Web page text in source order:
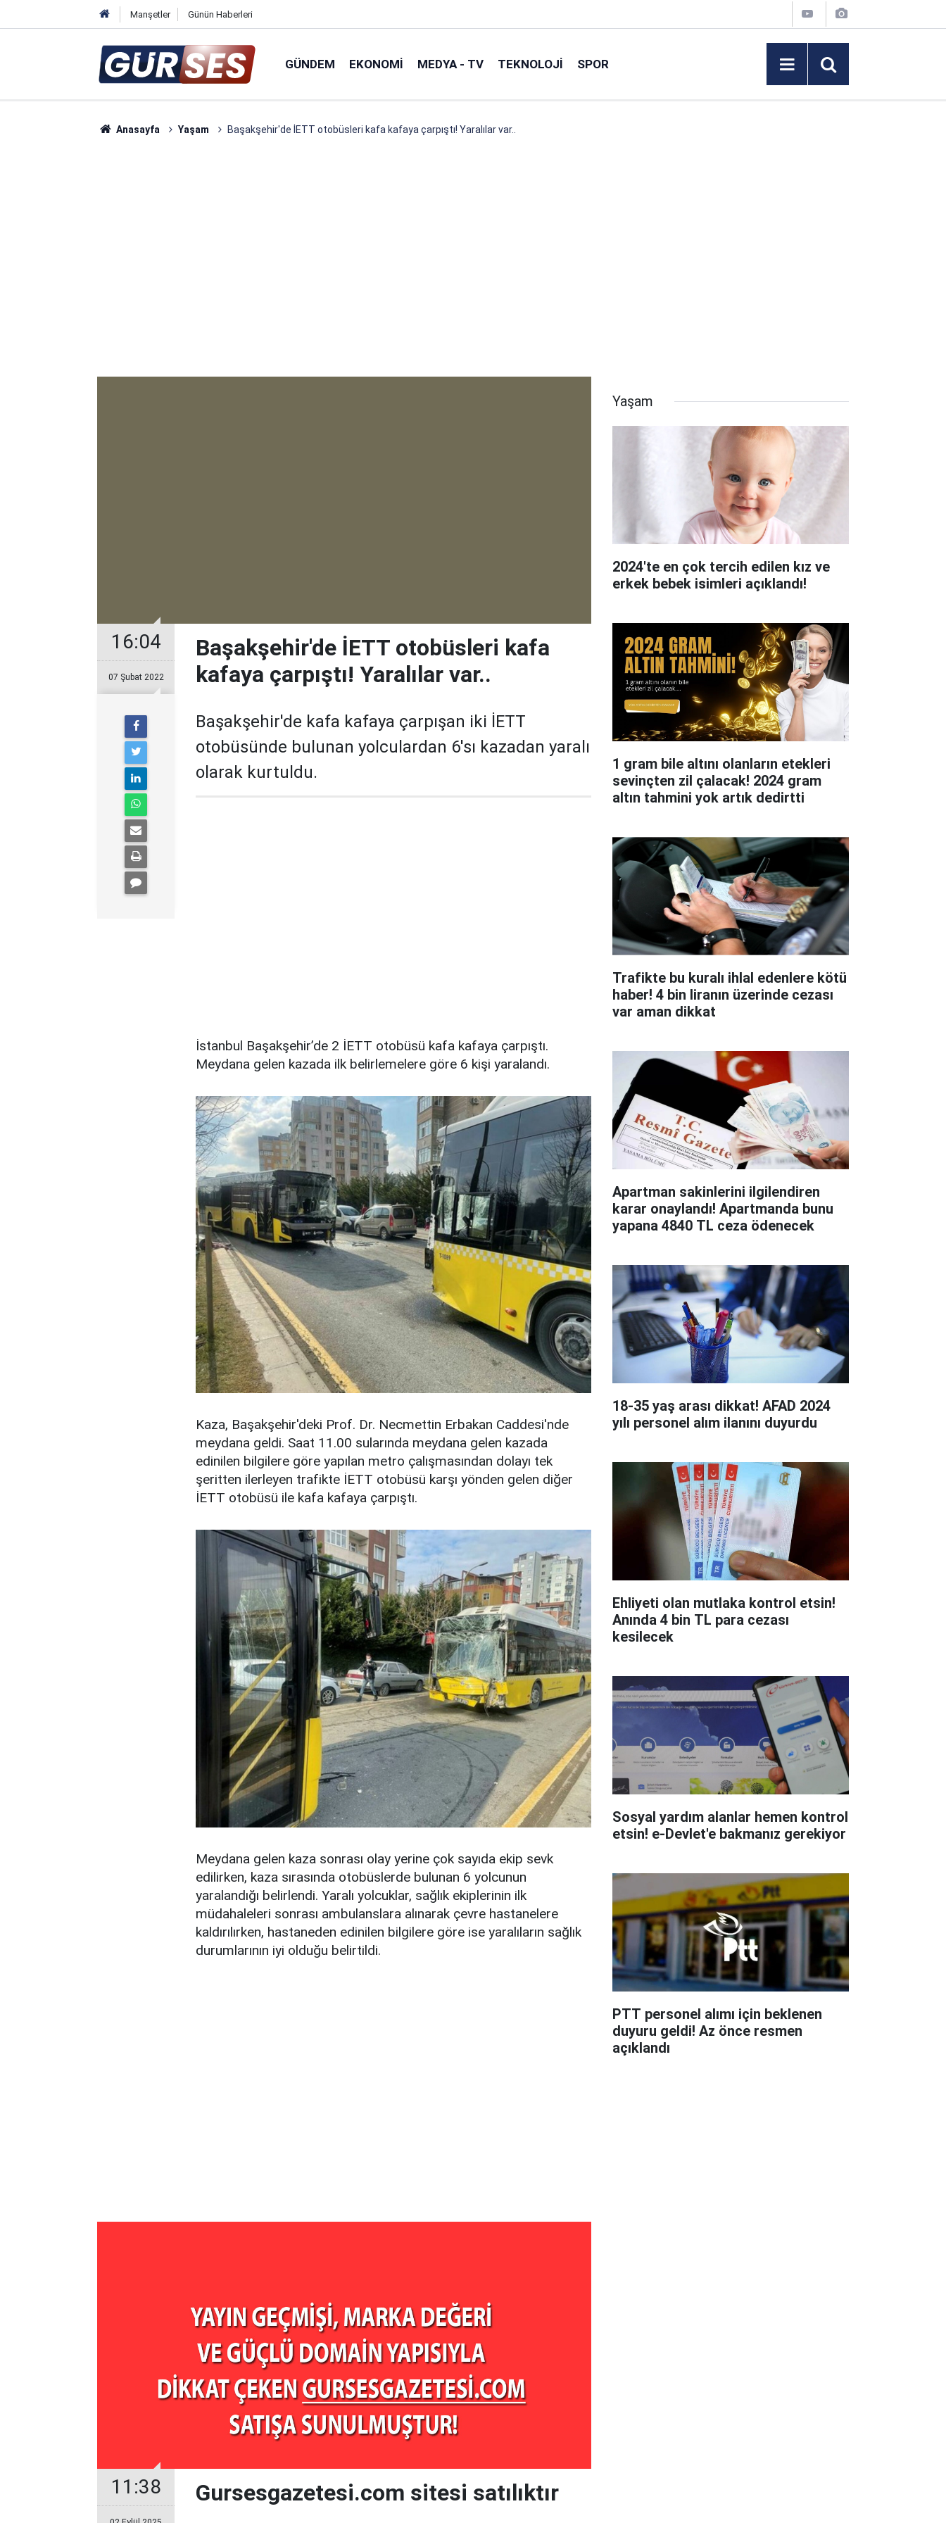
Manşetler Günün Haberleri
GÜNDEM EKONOMI MEDYA - TV TEKNOLOJI SPOR
Anasayfa Yaşam Başakşehir'de İETT otobüsleri kafa kafaya çarpıştı! Yaralılar var..
16:04
07 Şubat 2022
Başakşehir'de İETT otobüsleri kafa
kafaya çarpıştı! Yaralılar var..
Başakşehir'de kafa kafaya çarpışan iki İETT
otobüsünde bulunan yolculardan 6'sı kazadan yaralı
olarak kurtuldu.
İstanbul Başakşehir’de 2 İETT otobüsü kafa kafaya çarpıştı.
Meydana gelen kazada ilk belirlemelere göre 6 kişi yaralandı.
Kaza, Başakşehir'deki Prof. Dr. Necmettin Erbakan Caddesi'nde
meydana geldi. Saat 11.00 sularında meydana gelen kazada
edinilen bilgilere göre yapılan metro çalışmasından dolayı tek
şeritten ilerleyen trafikte İETT otobüsü karşı yönden gelen diğer
İETT otobüsü ile kafa kafaya çarpıştı.
Meydana gelen kaza sonrası olay yerine çok sayıda ekip sevk
edilirken, kaza sırasında otobüslerde bulunan 6 yolcunun
yaralandığı belirlendi. Yaralı yolcuklar, sağlık ekiplerinin ilk
müdahaleleri sonrası ambulanslara alınarak çevre hastanelere
kaldırılırken, hastaneden edinilen bilgilere göre ise yaralıların sağlık
durumlarının iyi olduğu belirtildi.
11:38 Gursesgazetesi.com sitesi satılıktır
Yaşam
2024'te en çok tercih edilen kız ve
erkek bebek isimleri açıklandı!
1 gram bile altını olanların etekleri
sevinçten zil çalacak! 2024 gram
altın tahmini yok artık dedirtti
Trafikte bu kuralı ihlal edenlere kötü
haber! 4 bin liranın üzerinde cezası
var aman dikkat
Apartman sakinlerini ilgilendiren
karar onaylandı! Apartmanda bunu
yapana 4840 TL ceza ödenecek
18-35 yaş arası dikkat! AFAD 2024
yılı personel alım ilanını duyurdu
Ehliyeti olan mutlaka kontrol etsin!
Anında 4 bin TL para cezası
kesilecek
Sosyal yardım alanlar hemen kontrol
etsin! e-Devlet'e bakmanız gerekiyor
PTT personel alımı için beklenen
duyuru geldi! Az önce resmen
açıklandı